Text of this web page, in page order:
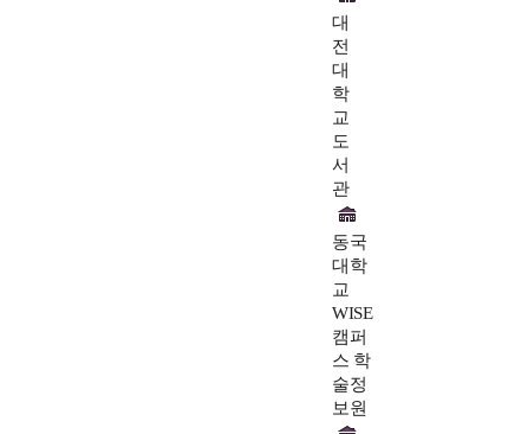
대
전
대
학
교
도
서
관
동국
대학
교
WISE
캠퍼
스 학
술정
보원